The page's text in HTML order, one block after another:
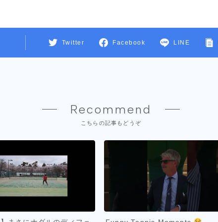
Twitter Facebook LINE
Recommend
こちらの記事もどうぞ